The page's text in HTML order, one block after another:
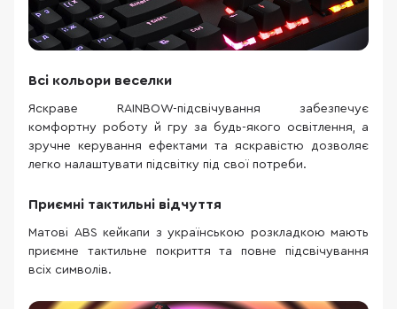
Всі кольори веселки
Яскраве RAINBOW-підсвічування забезпечує
комфортну роботу й гру за будь-якого освітлення, а
зручне керування ефектами та яскравістю дозволяє
легко налаштувати підсвітку під свої потреби.
Приємні тактильні відчуття
Матові ABS кейкапи з українською розкладкою мають
приємне тактильне покриття та повне підсвічування
всіх символів.